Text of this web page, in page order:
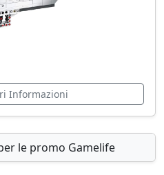
Informazioni
le promo Gamelife